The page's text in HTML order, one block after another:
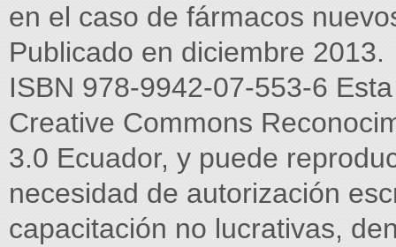
en el caso de fármacos
Publicado en diciembre 2013.
ISBN 978-9942-07-553-6
Creative Commons
3.0 Ecuador, y puede
necesidad de autorización
capacitación no lucrativas,